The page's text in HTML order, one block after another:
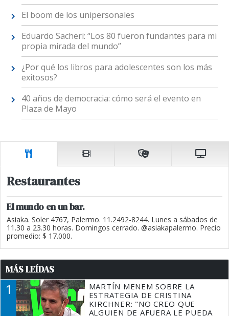
El boom de los unipersonales
Eduardo Sacheri: “Los 80 fueron fundantes para mi
propia mirada del mundo”
¿Por qué los libros para adolescentes son los más
exitosos?
40 años de democracia: cómo será el evento en
Plaza de Mayo
Restaurantes
El mundo en un bar.
Asiaka. Soler 4767, Palermo. 11.2492-8244. Lunes a sábados de
11.30 a 23.30 horas. Domingos cerrado. @asiakapalermo. Precio
promedio: $ 17.000.
MÁS LEÍDAS
1
MARTÍN MENEM SOBRE LA
ESTRATEGIA DE CRISTINA
KIRCHNER: "NO CREO QUE
ALGUIEN DE AFUERA LE PUEDA